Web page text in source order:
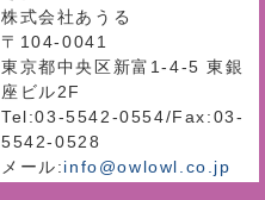
株式会社あうる
〒104-0041
東京都中央区新富1-4-5 東銀
座ビル2F
Tel:03-5542-0554/Fax:03-
5542-0528
メール:info@owlowl.co.jp